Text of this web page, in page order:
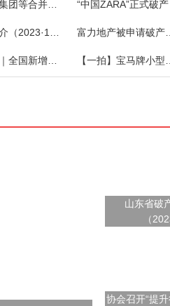
“中国ZARA”正式破产
山东省破
（
协会召开“提